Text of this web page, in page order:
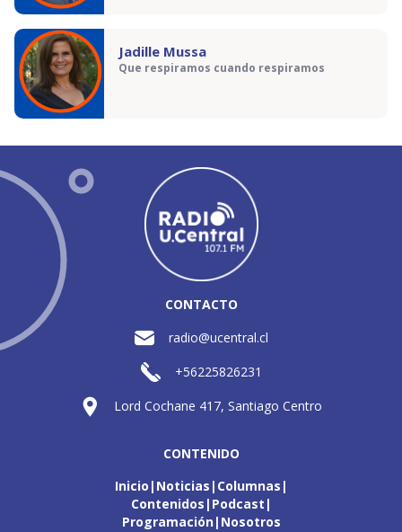
Jadille Mussa
Que respiramos cuando respiramos
CONTACTO
radio@ucentral.cl
+56225826231
Lord Cochane 417, Santiago Centro
CONTENIDO
Inicio Noticias Columnas
Contenidos Podcast
Programación Nosotros